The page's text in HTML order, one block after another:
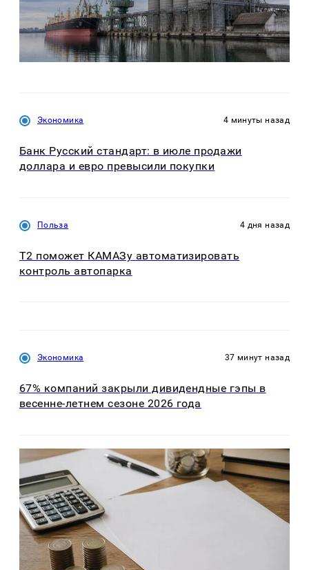
Экономика 4 минуты назад
Банк Русский стандарт: в июле продажи
доллара и евро превысили покупки
Польза 4 дня назад
T2 поможет КАМАЗу автоматизировать
контроль автопарка
Экономика 37 минут назад
67% компаний закрыли дивидендные гэпы в
весенне-летнем сезоне 2026 года